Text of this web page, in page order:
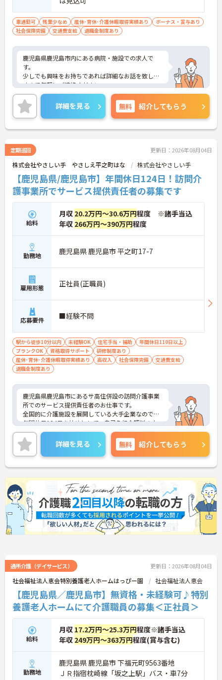
車通勤可 残業少なめ 産休･育休･介護休暇取得実績あり
ボーナス・賞与あり
社会保険完備
交通費支給 退職金制度あり
鹿児島県鹿児島市内にある病院・施設での求人で
す。
少しでも興味をお持ちであれば詳細なお話を致しま
すので気軽にご連絡ください。
詳細を見る 無料 紹介してもらう
定期巡回 更新日：2026年08月04日
株式会社やさしい手 やさしえ平之町はな 株式会社やさしい手
【鹿児島県/鹿児島市】年間休日124日！訪問介
護事業所でサービス提供責任者の募集です
給料
月収 20.2万円～30.6万円程度 ※諸手当込
年収 266万円～390万円程度
勤務地 鹿児島県 鹿児島市 平之町17-7
雇用形態 正社員(正職員)
応募要件 ■経験不問
駅から徒歩10分以内 未経験OK 住宅手当・補助
年間休日110日以上
ブランクOK
資格取得サポート
研修制度あり
産休･育休･介護休暇取得実績あり
高収入 社会保険完備
交通費支給
退職金制度あり
鹿児島県鹿児島市にあるサ高住併設の訪問介護事業
所でのサービス提供責任者のお仕事です。
全国的に介護施設を展開している大手企業なので、
年間休日124日を始めとして、自己負担介護料の支
援など福利厚生が充実しています。
初任者研修養成講座を無料で開催しているなど、介
護業界でのキャリアアップを狙える環境です。
お子様がいる方など、フルタイムで働けない事情が
ある方もお気軽にご相談いただけます◎
ご興味がある方は是非一度マイナビまでお問合せ下
さい。更に詳細などお伝えします。
詳細を見る 無料 紹介してもらう
通所介護（デイサービス） 更新日：2026年08月04日
社会福祉法人恵会特別養護老人ホームはっぴー園 社会福祉法人恵会
【鹿児島県／鹿児島市】無資格・未経験可♪特別
養護老人ホームにて介護職員の募集＜正社員＞
給料
月収 17.2万円～25.3万円程度※諸手当込
年収 249万円～363万円程度(賞与含む)
勤務地
鹿児島県 鹿児島市 下福元町9563番地
ＪＲ指宿枕崎線「坂之上駅」バス・車7分